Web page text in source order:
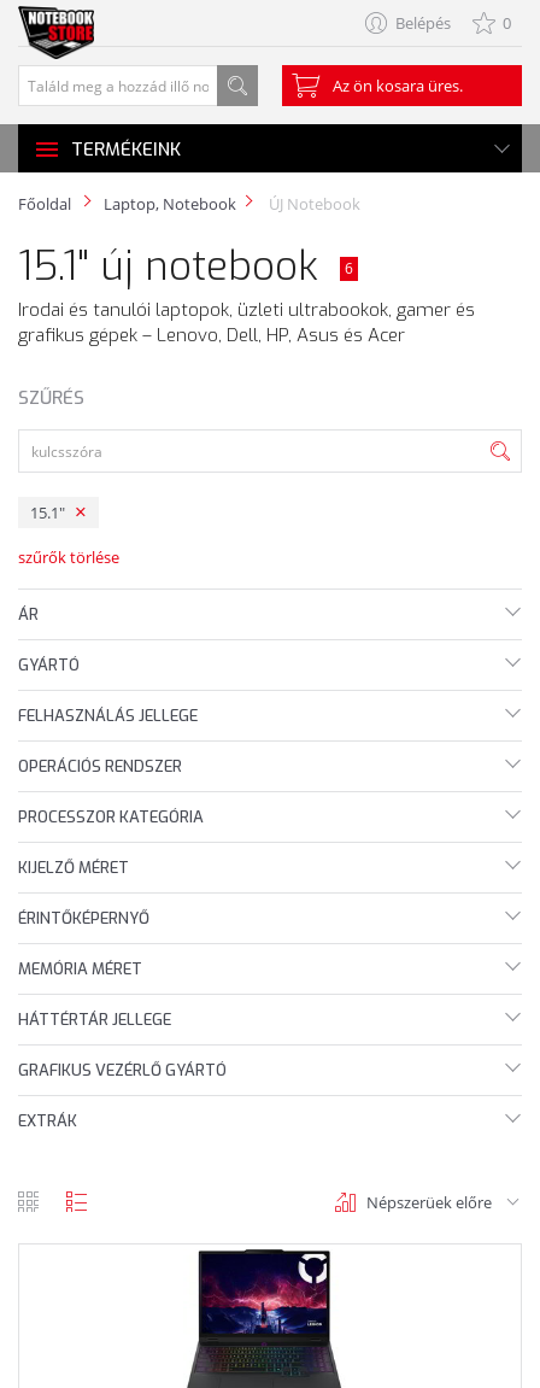
Belépés 0
Az ön kosara üres.
TERMÉKEINK
Főoldal Laptop, Notebook ÚJ Notebook
15.1" új notebook 6
Irodai és tanulói laptopok, üzleti ultrabookok, gamer és
grafikus gépek – Lenovo, Dell, HP, Asus és Acer
SZŰRÉS
15.1"
szűrők törlése
ÁR
GYÁRTÓ
FELHASZNÁLÁS JELLEGE
OPERÁCIÓS RENDSZER
PROCESSZOR KATEGÓRIA
KIJELZŐ MÉRET
ÉRINTŐKÉPERNYŐ
MEMÓRIA MÉRET
HÁTTÉRTÁR JELLEGE
GRAFIKUS VEZÉRLŐ GYÁRTÓ
EXTRÁK
Népszerüek előre